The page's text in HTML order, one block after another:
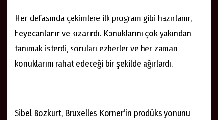
Her defasında çekimlere ilk program gibi hazırlanır,
heyecanlanır ve kızarırdı. Konuklarını çok yakından
tanımak isterdi, soruları ezberler ve her zaman
konuklarını rahat edeceği bir şekilde ağırlardı.
Sibel Bozkurt, Bruxelles Korner’in prodüksiyonunu